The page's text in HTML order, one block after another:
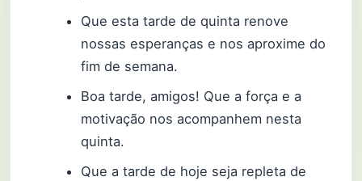
Que esta tarde de quinta renove
nossas esperanças e nos aproxime do
fim de semana.
Boa tarde, amigos! Que a força e a
motivação nos acompanhem nesta
quinta.
Que a tarde de hoje seja repleta de